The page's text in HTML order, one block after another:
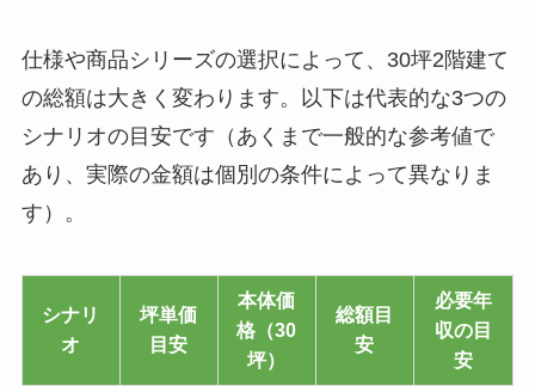
仕様や商品シリーズの選択によって、30坪2階建て
の総額は大きく変わります。以下は代表的な3つの
シナリオの目安です（あくまで一般的な参考値で
あり、実際の金額は個別の条件によって異なりま
す）。
シナリ
オ
坪単価
目安
本体価
格（30
坪）
総額目
安
必要年
収の目
安